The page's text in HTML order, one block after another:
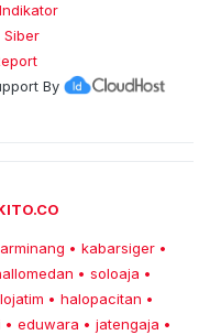
Siber
By
• kabarsiger •
• soloaja •
• halopacitan •
• eduwara • jatengaja •